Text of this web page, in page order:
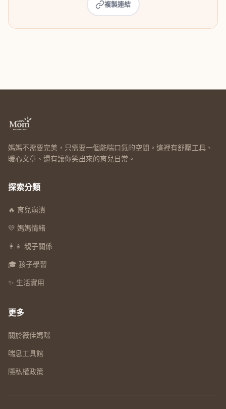
複製連結
媽媽不需要完美，只需要一個能喘口氣的空間。這裡有舒壓工具、
暖心文章、還有讓你笑出來的育兒日常。
探索分類
🔥 育兒崩潰
💛 媽媽情緒
👩‍👧 親子關係
🎓 孩子學習
✨ 生活實用
更多
關於薇佳媽咪
喘息工具館
隱私權政策